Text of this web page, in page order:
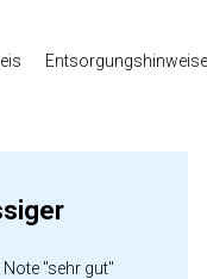
"sehr gut"